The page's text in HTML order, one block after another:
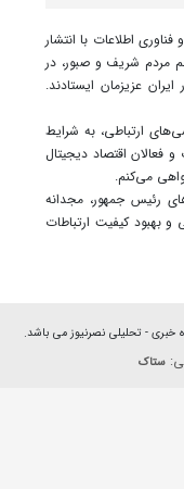
اطلاعات با انتشار
مردم شریف و صبور، در
عزیزمان ایستادند.
ارتباطی، به شرایط
فعالان اقتصاد دیجیتال
می‌کنم.
رئیس جمهور، مجدانه
بهبود کیفیت ارتباطات
ستاک